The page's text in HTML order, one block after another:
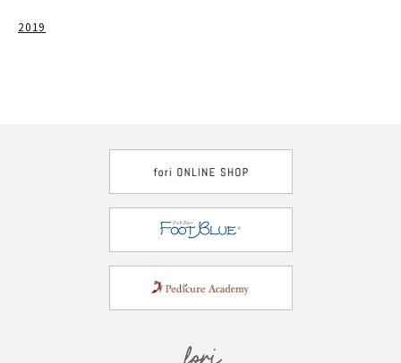
2019